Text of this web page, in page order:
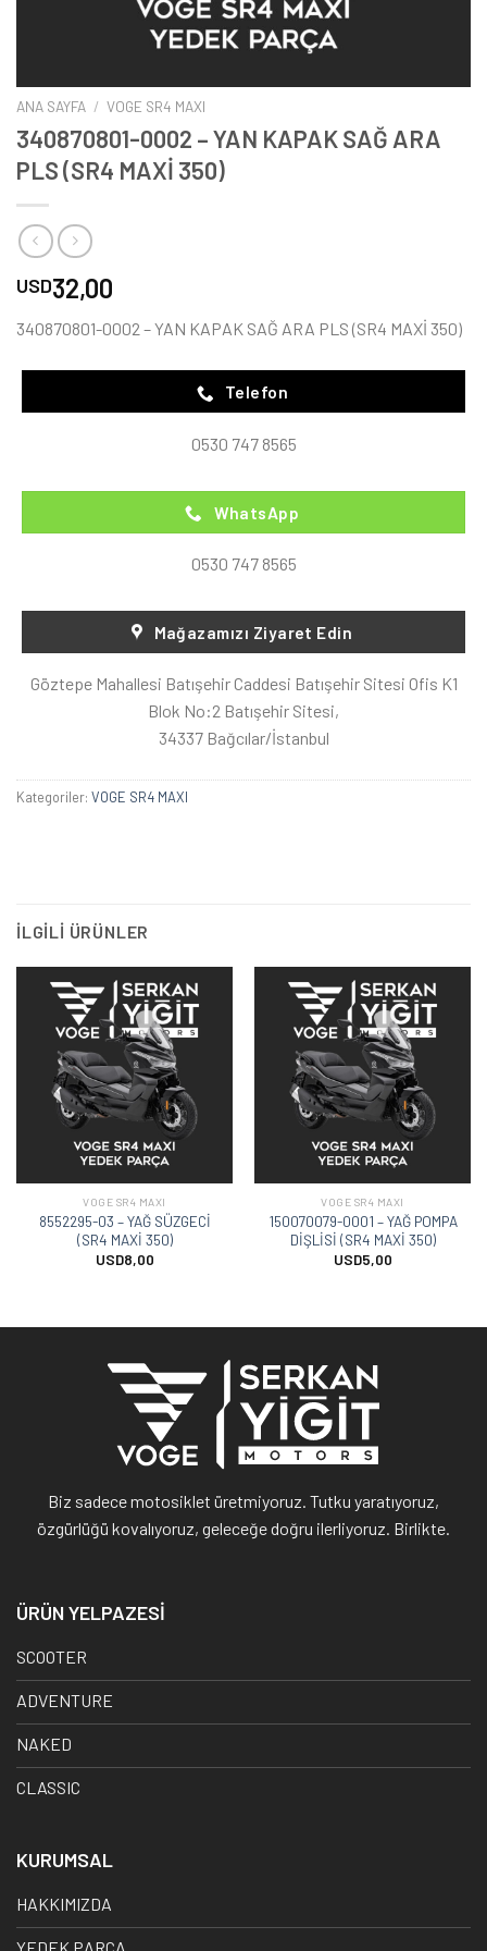
ANA SAYFA / VOGE SR4 MAXI
340870801-0002 – YAN KAPAK SAĞ ARA
PLS (SR4 MAXİ 350)
USD32,00
340870801-0002 – YAN KAPAK SAĞ ARA PLS (SR4 MAXİ 350)
Telefon
0530 747 8565
WhatsApp
0530 747 8565
Mağazamızı Ziyaret Edin
Göztepe Mahallesi Batışehir Caddesi Batışehir Sitesi Ofis K1
Blok No:2 Batışehir Sitesi,
34337 Bağcılar/İstanbul
Kategoriler: VOGE SR4 MAXI
İLGILI ÜRÜNLER
VOGE SR4 MAXI
8552295-03 – YAĞ SÜZGECİ
(SR4 MAXİ 350)
USD8,00
VOGE SR4 MAXI
150070079-0001 – YAĞ POMPA
DİŞLİSİ (SR4 MAXİ 350)
USD5,00
Biz sadece motosiklet üretmiyoruz. Tutku yaratıyoruz,
özgürlüğü kovalıyoruz, geleceğe doğru ilerliyoruz. Birlikte.
ÜRÜN YELPAZESİ
SCOOTER
ADVENTURE
NAKED
CLASSIC
KURUMSAL
HAKKIMIZDA
YEDEK PARÇA